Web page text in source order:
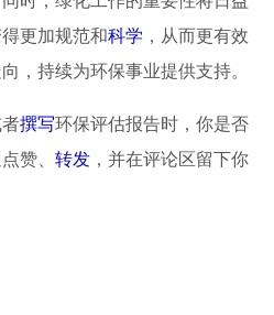
更加规范和科学 ，从而更有效
，持续为环保事业提供支持。
撰写环保评估报告时，你是否
赞、 转发，并在评论区留下你